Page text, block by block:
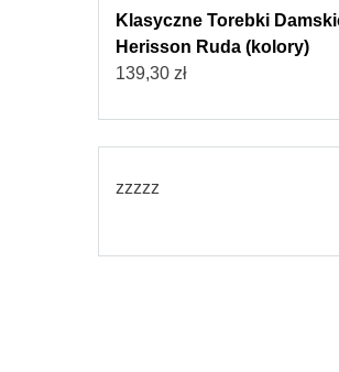
Klasyczne Torebki
Herisson Ruda (kolory)
139,30 zł
zzzzz